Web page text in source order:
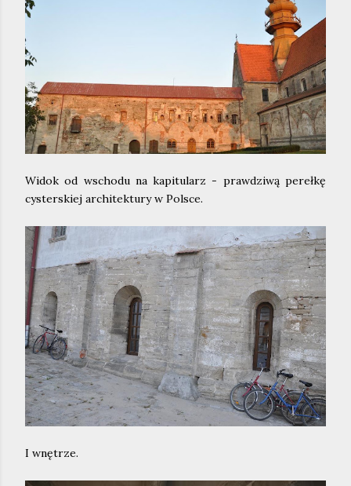
Widok od wschodu na kapitularz - prawdziwą perełkę
cysterskiej architektury w Polsce.
I wnętrze.